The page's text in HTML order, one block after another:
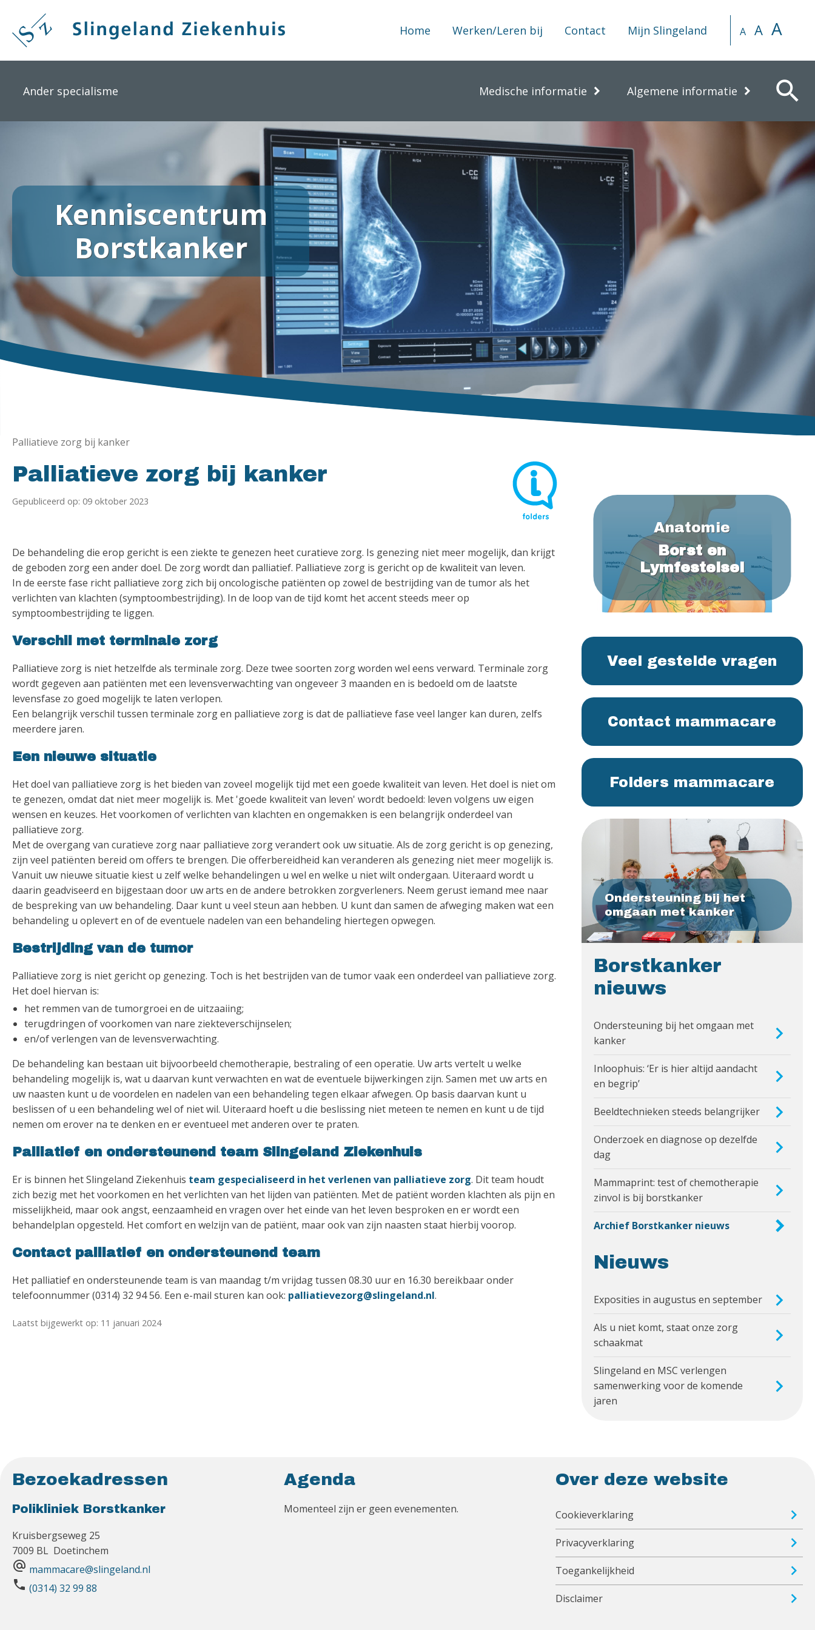
naar
Home Werken/Leren bij Contact Mijn Slingeland A A A
Ander specialisme Medische informatie Algemene informatie search
Kenniscentrum
Borstkanker
Palliatieve zorg bij kanker
Palliatieve zorg bij kanker
Gepubliceerd op: 09 oktober 2023
De behandeling die erop gericht is een ziekte te genezen heet curatieve zorg. Is genezing niet meer mogelijk, dan krijgt
de geboden zorg een ander doel. De zorg wordt dan palliatief. Palliatieve zorg is gericht op de kwaliteit van leven.
In de eerste fase richt palliatieve zorg zich bij oncologische patiënten op zowel de bestrijding van de tumor als het
verlichten van klachten (symptoombestrijding). In de loop van de tijd komt het accent steeds meer op
symptoombestrijding te liggen.
Verschil met terminale zorg
Palliatieve zorg is niet hetzelfde als terminale zorg. Deze twee soorten zorg worden wel eens verward. Terminale zorg
wordt gegeven aan patiënten met een levensverwachting van ongeveer 3 maanden en is bedoeld om de laatste
levensfase zo goed mogelijk te laten verlopen.
Een belangrijk verschil tussen terminale zorg en palliatieve zorg is dat de palliatieve fase veel langer kan duren, zelfs
meerdere jaren.
Een nieuwe situatie
Het doel van palliatieve zorg is het bieden van zoveel mogelijk tijd met een goede kwaliteit van leven. Het doel is niet om
te genezen, omdat dat niet meer mogelijk is. Met 'goede kwaliteit van leven' wordt bedoeld: leven volgens uw eigen
wensen en keuzes. Het voorkomen of verlichten van klachten en ongemakken is een belangrijk onderdeel van
palliatieve zorg.
Met de overgang van curatieve zorg naar palliatieve zorg verandert ook uw situatie. Als de zorg gericht is op genezing,
zijn veel patiënten bereid om offers te brengen. Die offerbereidheid kan veranderen als genezing niet meer mogelijk is.
Vanuit uw nieuwe situatie kiest u zelf welke behandelingen u wel en welke u niet wilt ondergaan. Uiteraard wordt u
daarin geadviseerd en bijgestaan door uw arts en de andere betrokken zorgverleners. Neem gerust iemand mee naar
de bespreking van uw behandeling. Daar kunt u veel steun aan hebben. U kunt dan samen de afweging maken wat een
behandeling u oplevert en of de eventuele nadelen van een behandeling hiertegen opwegen.
Bestrijding van de tumor
Palliatieve zorg is niet gericht op genezing. Toch is het bestrijden van de tumor vaak een onderdeel van palliatieve zorg.
Het doel hiervan is:
het remmen van de tumorgroei en de uitzaaiing;
terugdringen of voorkomen van nare ziekteverschijnselen;
en/of verlengen van de levensverwachting.
De behandeling kan bestaan uit bijvoorbeeld chemotherapie, bestraling of een operatie. Uw arts vertelt u welke
behandeling mogelijk is, wat u daarvan kunt verwachten en wat de eventuele bijwerkingen zijn. Samen met uw arts en
uw naasten kunt u de voordelen en nadelen van een behandeling tegen elkaar afwegen. Op basis daarvan kunt u
beslissen of u een behandeling wel of niet wil. Uiteraard hoeft u die beslissing niet meteen te nemen en kunt u de tijd
nemen om erover na te denken en er eventueel met anderen over te praten.
Palliatief en ondersteunend team Slingeland Ziekenhuis
Er is binnen het Slingeland Ziekenhuis team gespecialiseerd in het verlenen van palliatieve zorg. Dit team houdt
zich bezig met het voorkomen en het verlichten van het lijden van patiënten. Met de patiënt worden klachten als pijn en
misselijkheid, maar ook angst, eenzaamheid en vragen over het einde van het leven besproken en er wordt een
behandelplan opgesteld. Het comfort en welzijn van de patiënt, maar ook van zijn naasten staat hierbij voorop.
Contact palliatief en ondersteunend team
Het palliatief en ondersteunende team is van maandag t/m vrijdag tussen 08.30 uur en 16.30 bereikbaar onder
telefoonnummer (0314) 32 94 56. Een e-mail sturen kan ook: palliatievezorg@slingeland.nl.
Laatst bijgewerkt op: 11 januari 2024
Anatomie
Borst en
Lymfestelsel
Veel gestelde vragen
Contact mammacare
Folders mammacare
Ondersteuning bij het
omgaan met kanker
Borstkanker
nieuws
Ondersteuning bij het omgaan met
kanker
Inloophuis: ‘Er is hier altijd aandacht
en begrip’
Beeldtechnieken steeds belangrijker
Onderzoek en diagnose op dezelfde
dag
Mammaprint: test of chemotherapie
zinvol is bij borstkanker
Archief Borstkanker nieuws
Nieuws
Exposities in augustus en september
Als u niet komt, staat onze zorg
schaakmat
Slingeland en MSC verlengen
samenwerking voor de komende
jaren
Bezoekadressen
Polikliniek Borstkanker
Kruisbergseweg 25
7009 BL Doetinchem
alternate_email mammacare@slingeland.nl
phone (0314) 32 99 88
Agenda
Momenteel zijn er geen evenementen.
Over deze website
Cookieverklaring
Privacyverklaring
Toegankelijkheid
Disclaimer